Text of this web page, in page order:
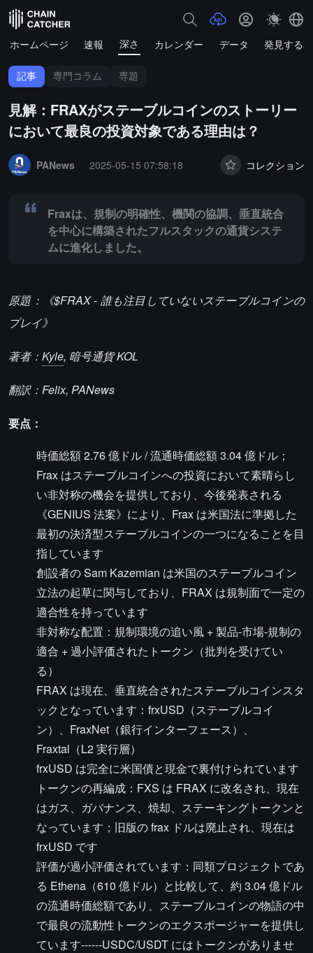
ホームページ 速報 深さ カレンダー データ 発見する
記事 専門コラム 専題
見解：FRAXがステーブルコインのストーリー
において最良の投資対象である理由は？
PANews
2025-05-15 07:58:18 コレクション
Fraxは、規制の明確性、機関の協調、垂直統合
を中心に構築されたフルスタックの通貨システ
ムに進化しました。
原題：《$FRAX - 誰も注目していないステーブルコインの
プレイ》
著者： Kyle, 暗号通貨 KOL
翻訳：Felix, PANews
要点：
時価総額 2.76 億ドル / 流通時価総額 3.04 億ドル；
Frax はステーブルコインへの投資において素晴らし
い非対称の機会を提供しており、今後発表される
《GENIUS 法案》により、Frax は米国法に準拠した
最初の決済型ステーブルコインの一つになることを目
指しています
創設者の Sam Kazemian は米国のステーブルコイン
立法の起草に関与しており、FRAX は規制面で一定の
適合性を持っています
非対称な配置：規制環境の追い風 + 製品-市場-規制の
適合 + 過小評価されたトークン（批判を受けてい
る）
FRAX は現在、垂直統合されたステーブルコインスタ
ックとなっています：frxUSD（ステーブルコイ
ン）、FraxNet（銀行インターフェース）、
Fraxtal（L2 実行層）
frxUSD は完全に米国債と現金で裏付けられています
トークンの再編成：FXS は FRAX に改名され、現在
はガス、ガバナンス、焼却、ステーキングトークンと
なっています；旧版の frax ドルは廃止され、現在は
frxUSD です
評価が過小評価されています：同類プロジェクトであ
る Ethena（610 億ドル）と比較して、約 3.04 億ドル
の流通時価総額であり、ステーブルコインの物語の中
で最良の流動性トークンのエクスポージャーを提供し
ています------USDC/USDT にはトークンがありませ